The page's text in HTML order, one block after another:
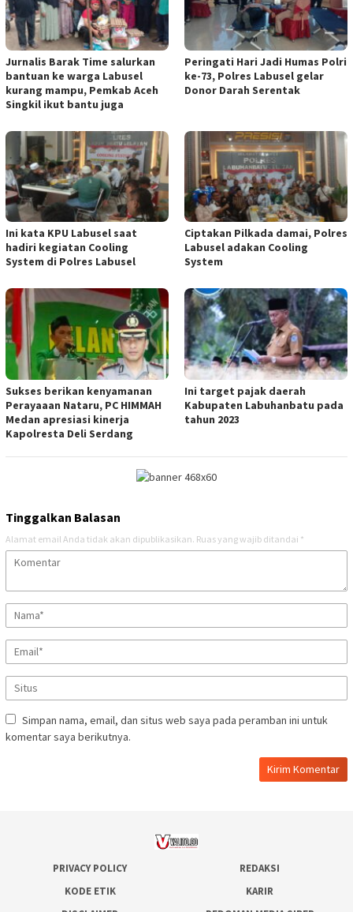
Jurnalis Barak Time salurkan
bantuan ke warga Labusel
kurang mampu, Pemkab Aceh
Singkil ikut bantu juga
Peringati Hari Jadi Humas Polri
ke-73, Polres Labusel gelar
Donor Darah Serentak
Ini kata KPU Labusel saat
hadiri kegiatan Cooling
System di Polres Labusel
Ciptakan Pilkada damai, Polres
Labusel adakan Cooling
System
Sukses berikan kenyamanan
Perayaaan Nataru, PC HIMMAH
Medan apresiasi kinerja
Kapolresta Deli Serdang
Ini target pajak daerah
Kabupaten Labuhanbatu pada
tahun 2023
Tinggalkan Balasan
Alamat email Anda tidak akan dipublikasikan. Ruas yang wajib ditandai *
Simpan nama, email, dan situs web saya pada peramban ini untuk
komentar saya berikutnya.
PRIVACY POLICY
REDAKSI
KODE ETIK
KARIR